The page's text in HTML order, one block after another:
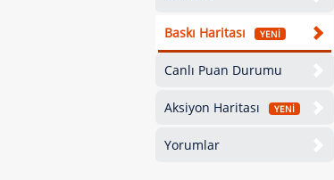
Baskı Haritası YENİ
Canlı Puan Durumu
Aksiyon Haritası YENİ
Yorumlar